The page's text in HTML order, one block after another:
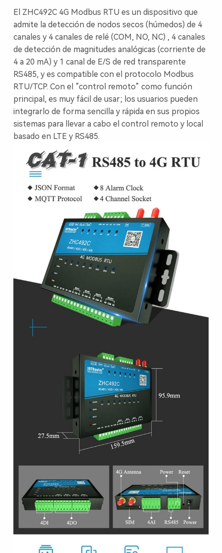
El ZHC492C 4G Modbus RTU es un dispositivo que
admite la detección de nodos secos (húmedos) de 4
canales y 4 canales de relé (COM, NO, NC) , 4 canales
de detección de magnitudes analógicas (corriente de
4 a 20 mA) y 1 canal de E/S de red transparente
RS485, y es compatible con el protocolo Modbus
RTU/TCP. Con el “control remoto” como función
principal, es muy fácil de usar; los usuarios pueden
integrarlo de forma sencilla y rápida en sus propios
sistemas para llevar a cabo el control remoto y local
basado en LTE y RS485.